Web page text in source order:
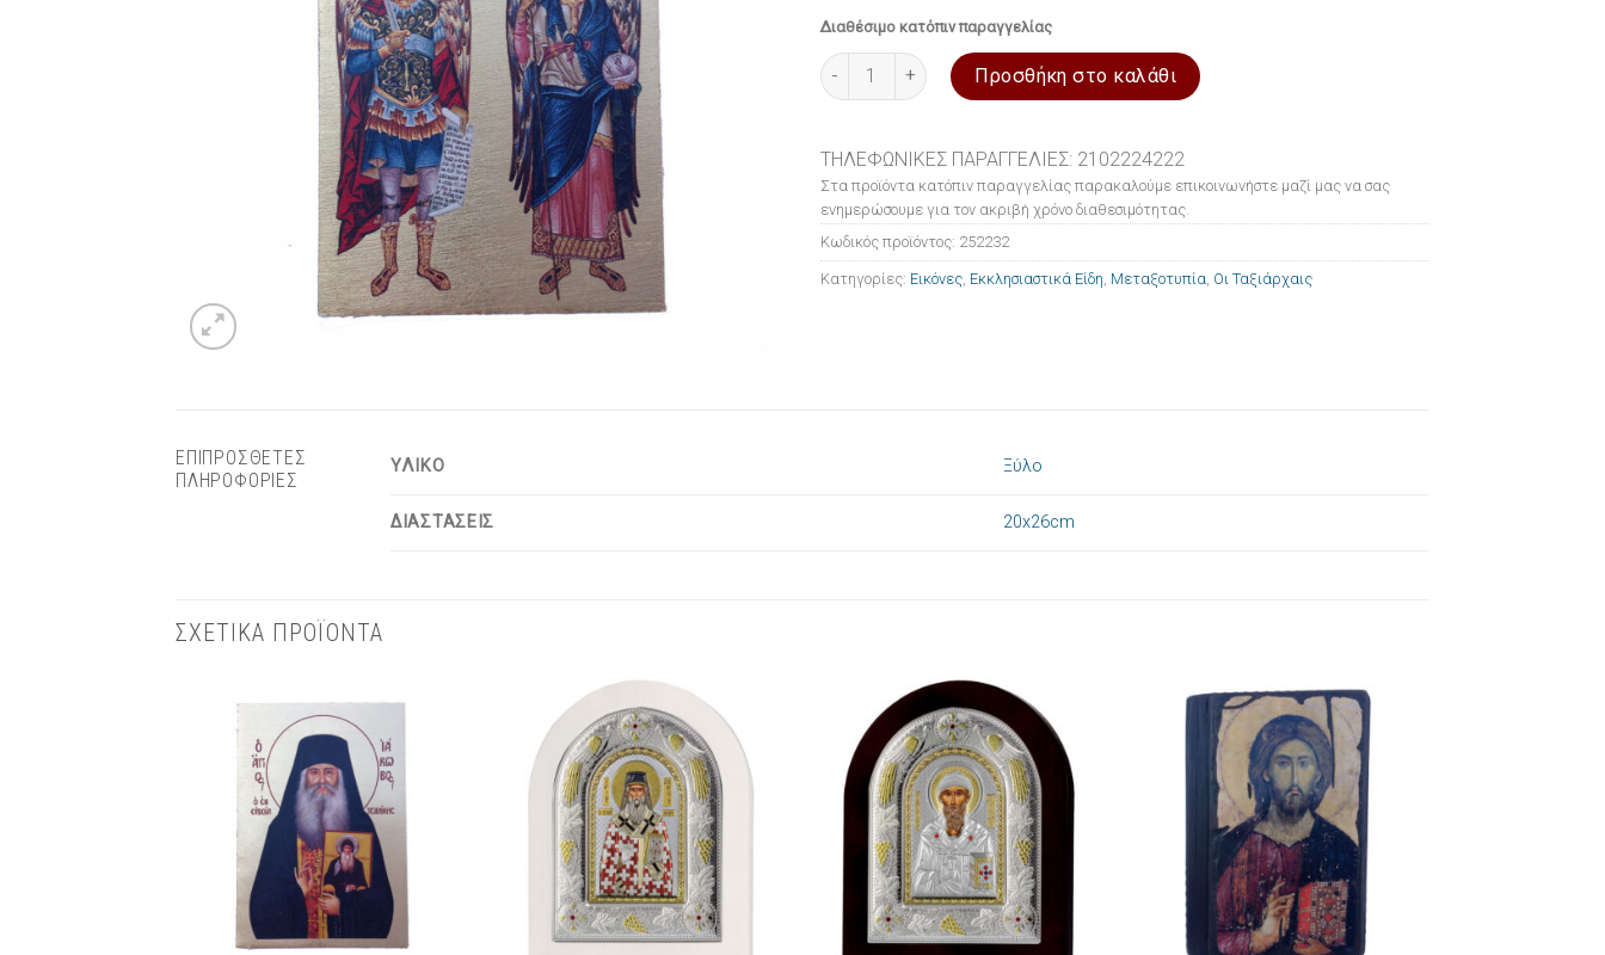
Διαθέσιμο κατόπιν παραγγελίας
Εικόνα ξύλινη σε μεταξοτυπία Οι Ταξιάρχαις 20x26cm ποσότητα
Προσθήκη στο καλάθι
ΤΗΛΕΦΩΝΙΚΕΣ ΠΑΡΑΓΓΕΛΙΕΣ: 2102224222
Στα προϊόντα κατόπιν παραγγελίας παρακαλούμε επικοινωνήστε μαζί μας να σας
ενημερώσουμε για τον ακριβή χρόνο διαθεσιμότητας.
Κωδικός προϊόντος: 252232
Κατηγορίες: Εικόνες Εκκλησιαστικά Είδη Μεταξοτυπία Οι Ταξιάρχαις
ΕΠΙΠΡΟΣΘΕΤΕΣ
ΠΛΗΡΟΦΟΡΙΕΣ
ΥΛΙΚΟ Ξύλο
ΔΙΑΣΤΑΣΕΙΣ 20x26cm
ΣΧΕΤΙΚΑ ΠΡΟΪΟΝΤΑ
Πρόσθήκη
στην λίστα
επιθυμιών
Πρόσθήκη
στην λίστα
επιθυμιών
Πρόσθήκη
στην λίστα
επιθυμιών
Πρόσθήκη
στην λίστα
επιθυμιών